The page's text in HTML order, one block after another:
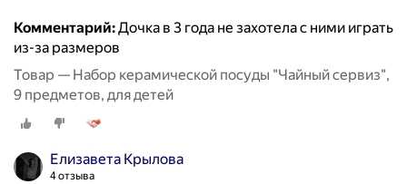
Комментарий:Дочка в 3 года не захотела с ними играть
из-за размеров
Товар — Набор керамической посуды "Чайный сервиз",
9 предметов, для детей
Елизавета Крылова
4 отзыва